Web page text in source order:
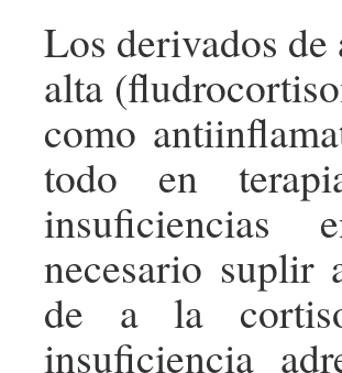
Los derivados
alta
como
todo en
insuficiencias
necesario suplir
de a la
insuficiencia